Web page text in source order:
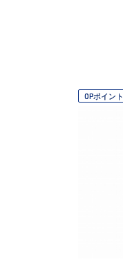
OPポイン